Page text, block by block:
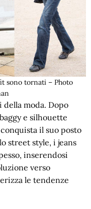
sono tornati – Photo
moda. Dopo
e silhouette
il suo posto
street style, i jeans
inserendosi
verso
le tendenze